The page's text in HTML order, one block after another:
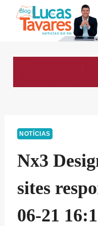
NOTÍCIAS
Nx3
sites
06-21